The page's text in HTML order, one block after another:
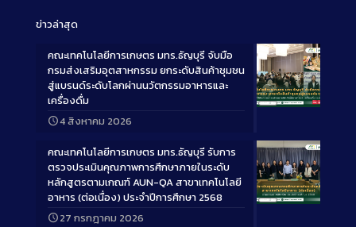
ข่าวล่าสุด
Long
คณะเทคโนโลยีการเกษตร มทร.ธัญบุรี จับมือ
กรมส่งเสริมอุตสาหกรรม ยกระดับสินค้าชุมชน
สู่แบรนด์ระดับโลกผ่านนวัตกรรมอาหารและ
เครื่องดื่ม
4 สิงหาคม 2026
Long
คณะเทคโนโลยีการเกษตร มทร.ธัญบุรี รับการ
ตรวจประเมินคุณภาพการศึกษาภายในระดับ
หลักสูตรตามเกณฑ์ AUN-QA สาขาเทคโนโลยี
อาหาร (ต่อเนื่อง) ประจำปีการศึกษา 2568
27 กรกฎาคม 2026